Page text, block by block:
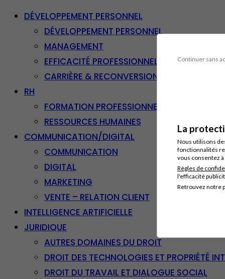
Continuer sans
La
Nous utilisons
fonctionnalités
vous consentez
Règles de
l'efficacité
Retrouvez notre
DÉVELOPPEMENT PERSONNEL
DÉVELOPPEMENT PERSONNEL
MANAGEMENT
EFFICACITÉ PROFESSIONNELLE
CARRIÈRE & RECONVERSION
RH
FORMATION PROFESSIONNELLE
RESSOURCES HUMAINES
COMMUNICATION/DIGITAL
COMMUNICATION
DIGITAL
MARKETING
VENTE – RELATION CLIENT
INTELLIGENCE ARTIFICIELLE
JURIDIQUE
AUTRES DOMAINES DU DROIT
DROIT DES TECHNOLOGIES ET PROPRIÉTÉ
DROIT DU TRAVAIL ET DIALOGUE SOCIAL